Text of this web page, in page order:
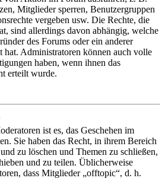
Mitglieder sperren, Benutzergruppen
vergeben usw. Die Rechte, die
sind allerdings davon abhängig, welche
des Forums oder ein anderer
hat. Administratoren können auch volle
haben, wenn ihnen das
erteilt wurde.
ist es, das Geschehen im
Sie haben das Recht, in ihrem Bereich
zu löschen und Themen zu schließen,
und zu teilen. Üblicherweise
dass Mitglieder „offtopic“, d. h.